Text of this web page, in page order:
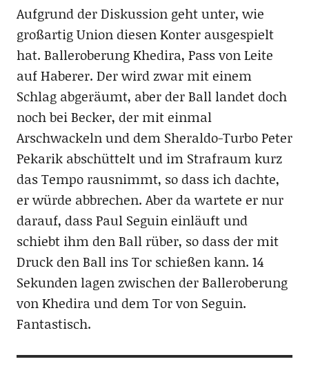
Aufgrund der Diskussion geht unter, wie
großartig Union diesen Konter ausgespielt
hat. Balleroberung Khedira, Pass von Leite
auf Haberer. Der wird zwar mit einem
Schlag abgeräumt, aber der Ball landet doch
noch bei Becker, der mit einmal
Arschwackeln und dem Sheraldo-Turbo Peter
Pekarik abschüttelt und im Strafraum kurz
das Tempo rausnimmt, so dass ich dachte,
er würde abbrechen. Aber da wartete er nur
darauf, dass Paul Seguin einläuft und
schiebt ihm den Ball rüber, so dass der mit
Druck den Ball ins Tor schießen kann. 14
Sekunden lagen zwischen der Balleroberung
von Khedira und dem Tor von Seguin.
Fantastisch.